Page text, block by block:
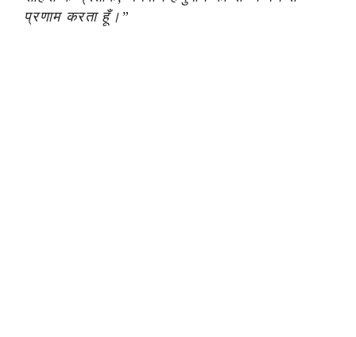
प्रणाम करता हूँ।”